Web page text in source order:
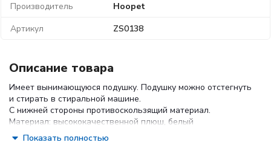
Производитель
Hoopet
Артикул
ZS0138
Описание товара
Имеет вынимающуюся подушку. Подушку можно отстегнуть
и стирать в стиральной машине.
С нижней стороны противоскользящий материал.
Материал: высококачественной плюш, белый
полипропиленовый хлопок, полиэстер
Показать полностью